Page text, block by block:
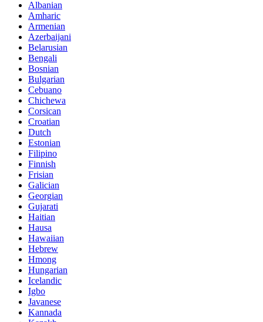
Albanian
Amharic
Armenian
Azerbaijani
Belarusian
Bengali
Bosnian
Bulgarian
Cebuano
Chichewa
Corsican
Croatian
Dutch
Estonian
Filipino
Finnish
Frisian
Galician
Georgian
Gujarati
Haitian
Hausa
Hawaiian
Hebrew
Hmong
Hungarian
Icelandic
Igbo
Javanese
Kannada